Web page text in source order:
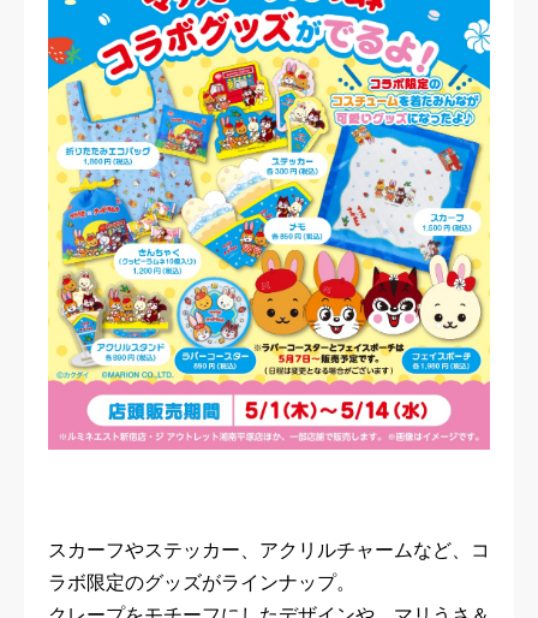
スカーフやステッカー、アクリルチャームなど、コ
ラボ限定のグッズがラインナップ。